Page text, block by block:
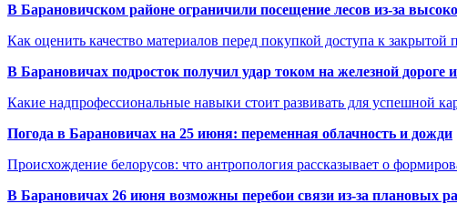
В Барановичском районе ограничили посещение лесов из-за
Как оценить качество материалов перед покупкой доступа к закрытой
В Барановичах подросток получил удар током на железной дороге
Какие надпрофессиональные навыки стоит развивать для успешной
Погода в Барановичах на 25 июня: переменная облачность и дожди
Происхождение белорусов: что антропология рассказывает о
В Барановичах 26 июня возможны перебои связи из-за плановых